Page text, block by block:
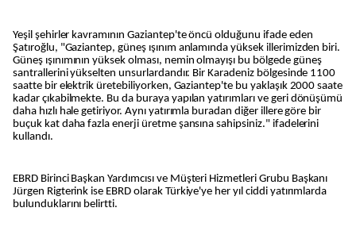
Yeşil şehirler kavramının Gaziantep'te öncü olduğunu ifade eden
Şatıroğlu, "Gaziantep, güneş ışınım anlamında yüksek illerimizden biri.
Güneş ışınımının yüksek olması, nemin olmayışı bu bölgede güneş
santrallerini yükselten unsurlardandır. Bir Karadeniz bölgesinde 1100
saatte bir elektrik üretebiliyorken, Gaziantep'te bu yaklaşık 2000 saate
kadar çıkabilmekte. Bu da buraya yapılan yatırımları ve geri dönüşümü
daha hızlı hale getiriyor. Aynı yatırımla buradan diğer illere göre bir
buçuk kat daha fazla enerji üretme şansına sahipsiniz." ifadelerini
kullandı.
EBRD Birinci Başkan Yardımcısı ve Müşteri Hizmetleri Grubu Başkanı
Jürgen Rigterink ise EBRD olarak Türkiye'ye her yıl ciddi yatırımlarda
bulunduklarını belirtti.